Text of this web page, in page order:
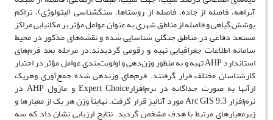
آبراهه، فاصله از جاده، فاصله از روستاها، سنگشناسی (لیتولوژی)، تراکم
پوشش گیاهی و فاصله از مناطق شهری به عنوان عوامل مؤثر بر مکانیابی مراکز
مستعد دفاعی در مناطق جنگلی شناسایی شده و نقشه‌های مذکور در محیط
سامانه اطلاعات جغرافیایی تهیه و رقومی گردیدند.در مرحله بعد فرم‌های
استاندارد AHP تهیه و به منظور وزن‌دهی و اولویت‌بندی عوامل مؤثر در اختیار
کارشناسان مختلف قرار گرفتند. فرم‌های وزندهی شده جمع‌آوری وهریک
ازآنها به صورت جداگانه در نرم‌افزارExpert Choice و ماژول AHP در
نرم‌افزار Arc GIS 9.3 مورد آنالیز قرار گرفت. نهایتاً وزن هر یک از معیارها و
زیرمعیارهای مرتبط با هدف مشخص گردید. نتایج ارزیابی نشان داد که سه